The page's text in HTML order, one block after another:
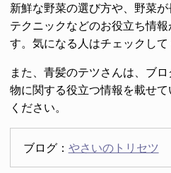
新鮮な野菜の選び方や、野菜
テクニックなどのお役立ち情
す。気になる人はチェックして
また、青髪のテツさんは、ブ
物に関する役立つ情報を載せ
ください。
ブログ： やさいのトリセツ